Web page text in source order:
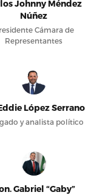
Johnny Méndez
Núñez
Cámara de
Representantes
López Serrano
y analista político
Gabriel “Gaby”